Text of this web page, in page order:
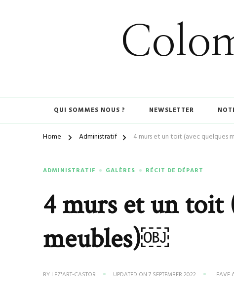
QUI SOMMES NOUS ? NEWSLETTER
Home Administratif 4 murs et un toit (avec quelques
ADMINISTRATIF GALÈRES RÉCIT DE DÉPART
4 murs et un toit
meubles)￼
BY LEZ'ART-CASTOR UPDATED ON 7 SEPTEMBER 2022 LEAVE